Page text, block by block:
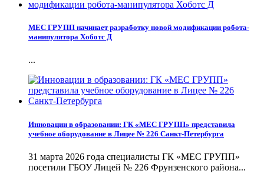
МЕС ГРУПП начинает разработку новой модификации робота-
манипулятора Хоботс Д
...
Инновации в образовании: ГК «МЕС ГРУПП» представила
учебное оборудование в Лицее № 226 Санкт-Петербурга
31 марта 2026 года специалисты ГК «МЕС ГРУПП»
посетили ГБОУ Лицей № 226 Фрунзенского района...